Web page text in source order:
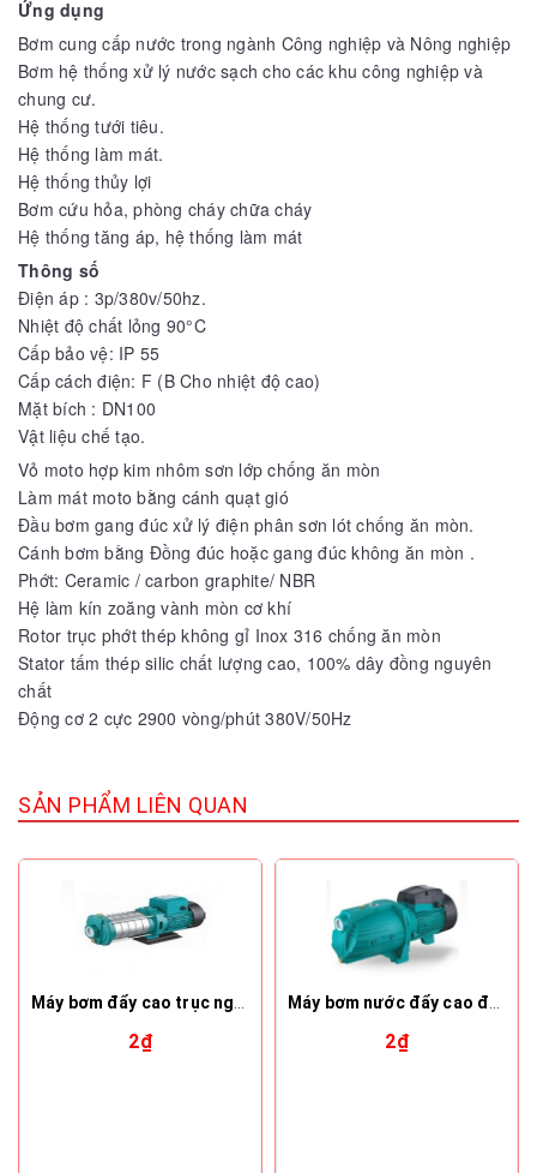
Ứng dụng
Bơm cung cấp nước trong ngành Công nghiệp và Nông nghiệp
Bơm hệ thống xử lý nước sạch cho các khu công nghiệp và
chung cư.
Hệ thống tưới tiêu.
Hệ thống làm mát.
Hệ thống thủy lợi
Bơm cứu hỏa, phòng cháy chữa cháy
Hệ thống tăng áp, hệ thống làm mát
Thông số
Điện áp : 3p/380v/50hz.
Nhiệt độ chất lỏng 90°C
Cấp bảo vệ: IP 55
Cấp cách điện: F (B Cho nhiệt độ cao)
Mặt bích : DN100
Vật liệu chế tạo.
Vỏ moto hợp kim nhôm sơn lớp chống ăn mòn
Làm mát moto bằng cánh quạt gió
Đầu bơm gang đúc xử lý điện phân sơn lót chống ăn mòn.
Cánh bơm bằng Đồng đúc hoặc gang đúc không ăn mòn .
Phớt: Ceramic / carbon graphite/ NBR
Hệ làm kín zoăng vành mòn cơ khí
Rotor trục phớt thép không gỉ Inox 316 chống ăn mòn
Stator tấm thép silic chất lượng cao, 100% dây đồng nguyên
chất
Động cơ 2 cực 2900 vòng/phút 380V/50Hz
SẢN PHẨM LIÊN QUAN
2₫ 2₫